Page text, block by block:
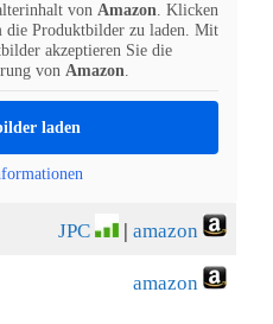
von Amazon. Klicken
die Produktbilder zu laden. Mit
akzeptieren Sie die
von Amazon.
laden
JPC amazon
amazon